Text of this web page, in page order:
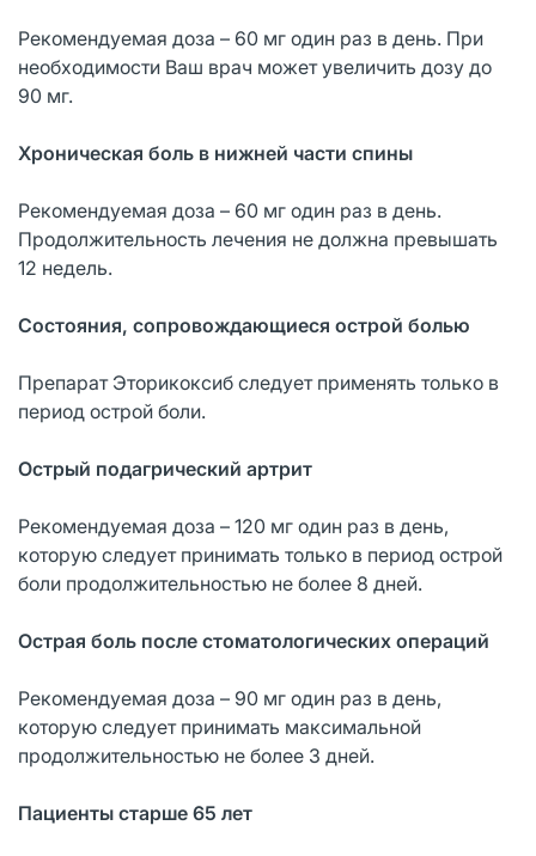
Рекомендуемая доза – 60 мг один раз в день. При
необходимости Ваш врач может увеличить дозу до
90 мг.
Хроническая боль в нижней части спины
Рекомендуемая доза – 60 мг один раз в день.
Продолжительность лечения не должна превышать
12 недель.
Состояния, сопровождающиеся острой болью
Препарат Эторикоксиб следует применять только в
период острой боли.
Острый подагрический артрит
Рекомендуемая доза – 120 мг один раз в день,
которую следует принимать только в период острой
боли продолжительностью не более 8 дней.
Острая боль после стоматологических операций
Рекомендуемая доза – 90 мг один раз в день,
которую следует принимать максимальной
продолжительностью не более 3 дней.
Пациенты старше 65 лет